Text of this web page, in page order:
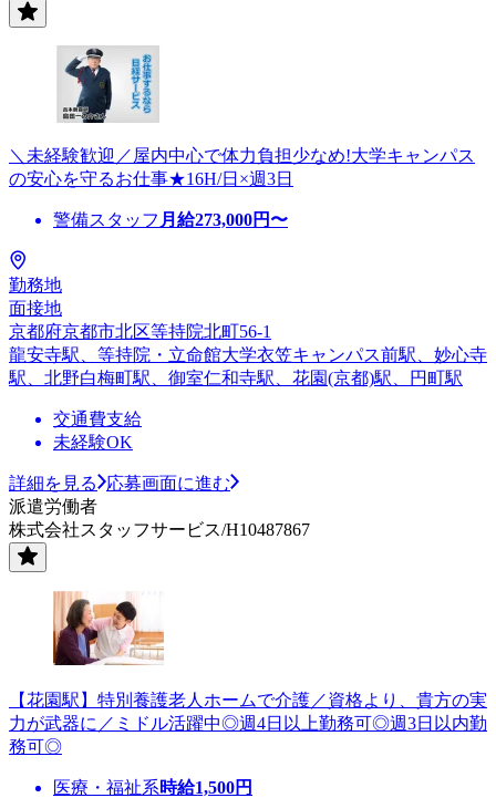
＼未経験歓迎／屋内中心で体力負担少なめ!大学キャンパス
の安心を守るお仕事★16H/日×週3日
警備スタッフ 月給273,000円〜
勤務地
面接地
京都府京都市北区等持院北町56-1
龍安寺駅、等持院・立命館大学衣笠キャンパス前駅、妙心寺
駅、北野白梅町駅、御室仁和寺駅、花園(京都)駅、円町駅
交通費支給
未経験OK
詳細を見る
応募画面に進む
派遣労働者
株式会社スタッフサービス/H10487867
【花園駅】特別養護老人ホームで介護／資格より、貴方の実
力が武器に／ミドル活躍中◎週4日以上勤務可◎週3日以内勤
務可◎
医療・福祉系時給1,500円